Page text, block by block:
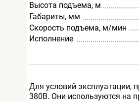
Высота подъема, м
Габариты, мм
Скорость подъема, м/мин
Исполнение
Для условий эксплуатации,
380В. Они используются на